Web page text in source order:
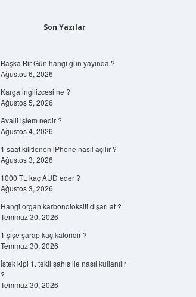
Son Yazılar
Başka Bir Gün hangi gün yayında ?
Ağustos 6, 2026
Karga ingilizcesi ne ?
Ağustos 5, 2026
Avalli işlem nedir ?
Ağustos 4, 2026
1 saat kilitlenen iPhone nasıl açılır ?
Ağustos 3, 2026
1000 TL kaç AUD eder ?
Ağustos 3, 2026
Hangi organ karbondioksiti dışarı at ?
Temmuz 30, 2026
1 şişe şarap kaç kaloridir ?
Temmuz 30, 2026
İstek kipi 1. tekil şahıs ile nasıl kullanılır
?
Temmuz 30, 2026